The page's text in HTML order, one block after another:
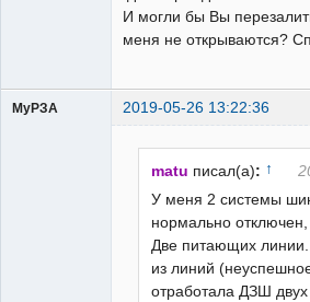
И могли бы Вы
меня не открываются?
МуРЗА 2019-05-26 13:22:36
matu писал(а): ↑
У меня 2 системы
нормально
Две питающих
из линий
отработала ДЗШ двух